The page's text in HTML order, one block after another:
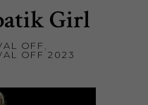
Girl
OFF
OFF 2023